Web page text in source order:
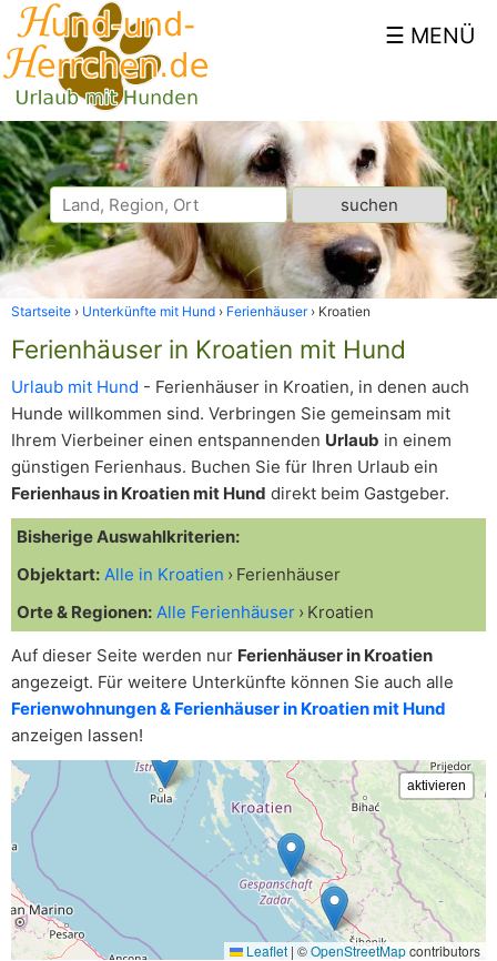
Startseite Unterkünfte mit Hund Ferienhäuser Kroatien
Ferienhäuser in Kroatien mit Hund
Urlaub mit Hund - Ferienhäuser in Kroatien, in denen auch
Hunde willkommen sind. Verbringen Sie gemeinsam mit
Ihrem Vierbeiner einen entspannenden Urlaub in einem
günstigen Ferienhaus. Buchen Sie für Ihren Urlaub ein
Ferienhaus in Kroatien mit Hund direkt beim Gastgeber.
Bisherige Auswahlkriterien:
Objektart: Alle in Kroatien
Ferienhäuser
Orte & Regionen: Alle Ferienhäuser Kroatien
Auf dieser Seite werden nur Ferienhäuser in Kroatien
angezeigt. Für weitere Unterkünfte können Sie auch alle
Ferienwohnungen & Ferienhäuser in Kroatien mit Hund
anzeigen lassen!
Leaflet | ©OpenStreetMapcontributors